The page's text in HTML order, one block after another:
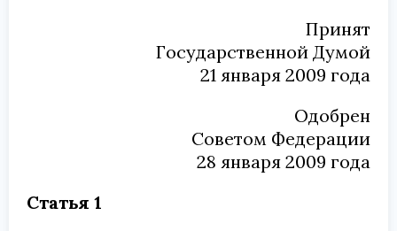
Принят
Государственной Думой
21 января 2009 года
Одобрен
Советом Федерации
28 января 2009 года
Статья 1